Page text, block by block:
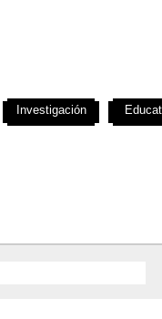
Investigación